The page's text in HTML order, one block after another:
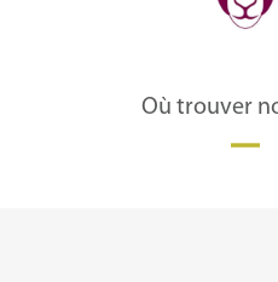
Où trouver